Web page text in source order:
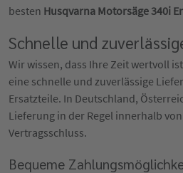
besten Husqvarna Motorsäge 340i
Schnelle und
Wir wissen, dass Ihre Zeit wertvoll
eine schnelle und zuverlässige
Ersatzteile. In Deutschland,
Lieferung in der Regel innerhalb von
Vertragsschluss.
Bequeme